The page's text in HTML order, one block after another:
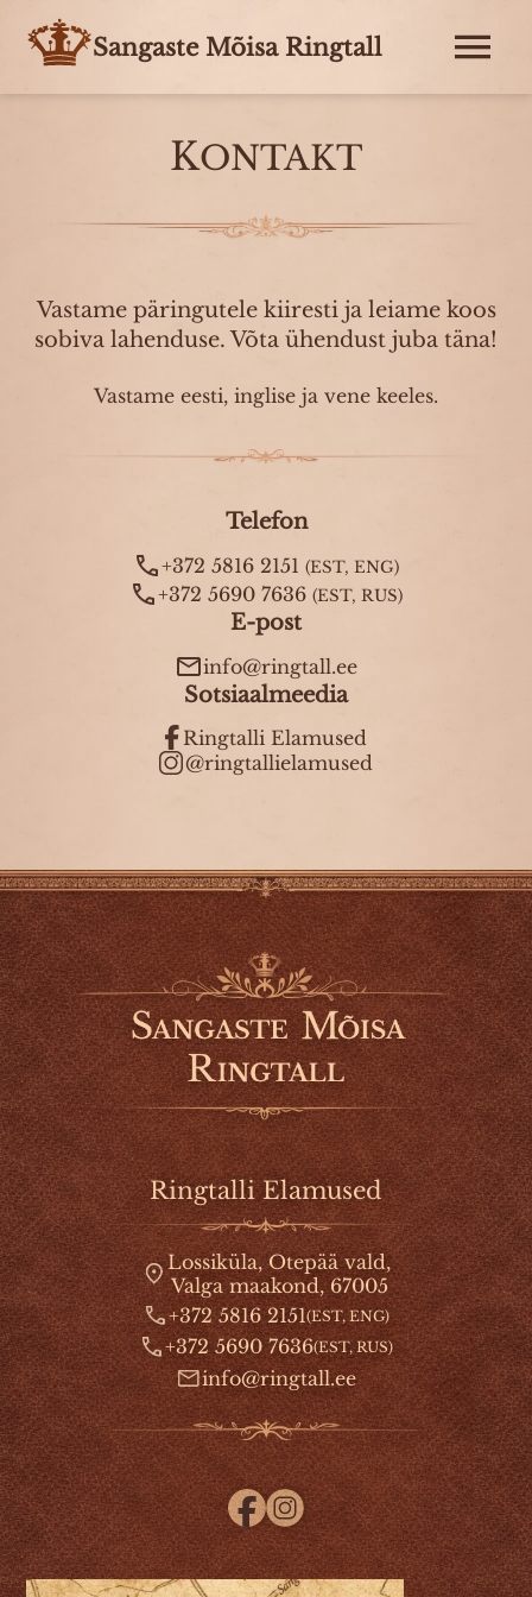
Sangaste Mõisa Ringtall
KONTAKT
Vastame päringutele kiiresti ja leiame koos
sobiva lahenduse. Võta ühendust juba täna!
Vastame eesti, inglise ja vene keeles.
Telefon
+372 5816 2151 (EST, ENG)
+372 5690 7636 (EST, RUS)
E-post
info@ringtall.ee
Sotsiaalmeedia
Ringtalli Elamused
@ringtallielamused
Ringtalli Elamused
Lossiküla, Otepää vald,
Valga maakond, 67005
+372 5816 2151(EST, ENG)
+372 5690 7636(EST, RUS)
info@ringtall.ee